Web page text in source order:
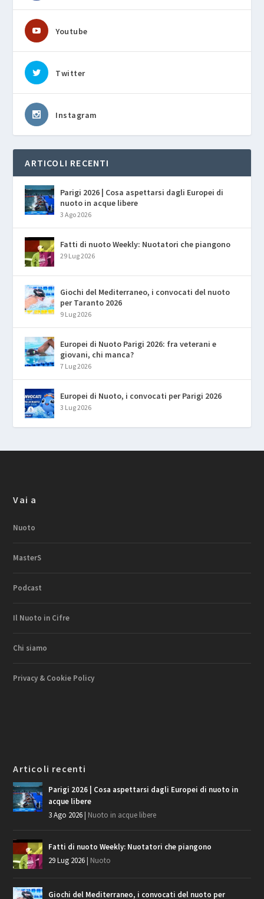
Youtube
Twitter
Instagram
ARTICOLI RECENTI
Parigi 2026 | Cosa aspettarsi dagli Europei di
nuoto in acque libere
3 Ago 2026
Fatti di nuoto Weekly: Nuotatori che piangono
29 Lug 2026
Giochi del Mediterraneo, i convocati del nuoto
per Taranto 2026
9 Lug 2026
Europei di Nuoto Parigi 2026: fra veterani e
giovani, chi manca?
7 Lug 2026
Europei di Nuoto, i convocati per Parigi 2026
3 Lug 2026
Vai a
Nuoto
MasterS
Podcast
Il Nuoto in Cifre
Chi siamo
Privacy & Cookie Policy
Articoli recenti
Parigi 2026 | Cosa aspettarsi dagli Europei di nuoto in
acque libere
3 Ago 2026 Nuoto in acque libere
Fatti di nuoto Weekly: Nuotatori che piangono
29 Lug 2026 Nuoto
Giochi del Mediterraneo, i convocati del nuoto per